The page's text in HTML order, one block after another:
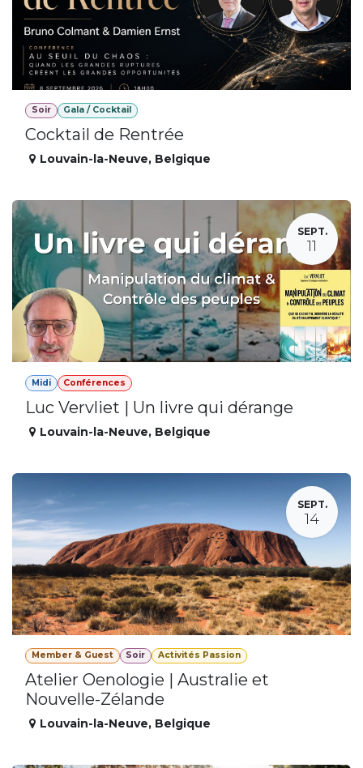
Soir Gala / Cocktail
Cocktail de Rentrée
Louvain-la-Neuve, Belgique
SEPT.
11
Midi Conférences
Luc Vervliet | Un livre qui dérange
Louvain-la-Neuve, Belgique
SEPT.
14
Member & Guest Soir Activités Passion
Atelier Oenologie | Australie et
Nouvelle-Zélande
Louvain-la-Neuve, Belgique